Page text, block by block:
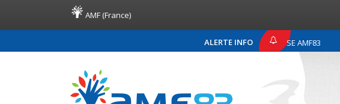
AMF (France)
ALERTE INFO
COMMUNIQUÉ DE PRESSE AMF83